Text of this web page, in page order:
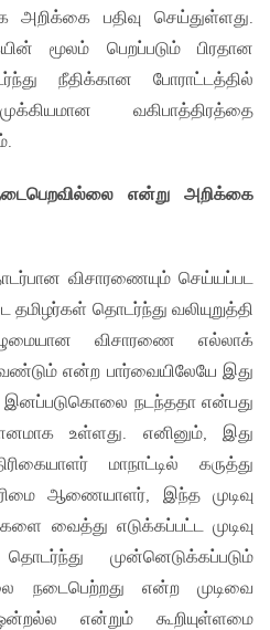
அறிக்கை பதிவு செய்துள்ளது.
மூலம் பெறப்படும் பிரதான
நீதிக்கான போராட்டத்தில்
வகிபாத்திரத்தை
என்று அறிக்கை
விசாரணையும் செய்யப்பட
தொடர்ந்து வலியுறுத்தி
விசாரணை எல்லாக்
என்ற பார்வையிலேயே இது
இனப்படுகொலை நடந்ததா என்பது
உள்ளது. எனினும், இது
மாநாட்டில் கருத்து
ஆணையாளர், இந்த முடிவு
வைத்து எடுக்கப்பட்ட முடிவு
முன்னெடுக்கப்படும்
நடைபெற்றது என்ற முடிவை
என்றும் கூறியுள்ளமை